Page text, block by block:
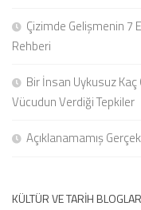
Çizimde Gelişmenin 7
Rehberi
Bir İnsan Uykusuz
Vücudun Verdiği Tepkiler
Açıklanamamış
KÜLTÜR VE TARIH